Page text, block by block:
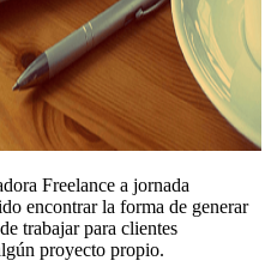
Freelance a jornada
encontrar la forma de generar
trabajar para clientes
proyecto propio.